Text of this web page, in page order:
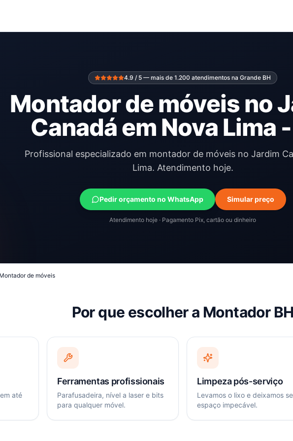
4.9 / 5 — mais de 1.200 atendimentos na Grande BH
Montador de móveis no
Canadá em Nova Lima
Profissional especializado em montador de móveis no Jardim
Lima. Atendimento hoje.
Pedir orçamento no WhatsApp Simular preço
Atendimento hoje · Pagamento Pix, cartão ou dinheiro
Montador de móveis
Por que escolher a Montador
até
Ferramentas profissionais
Parafusadeira, nível a laser e bits
para qualquer móvel.
Limpeza pós-serviço
Levamos o lixo e deixamos
espaço impecável.